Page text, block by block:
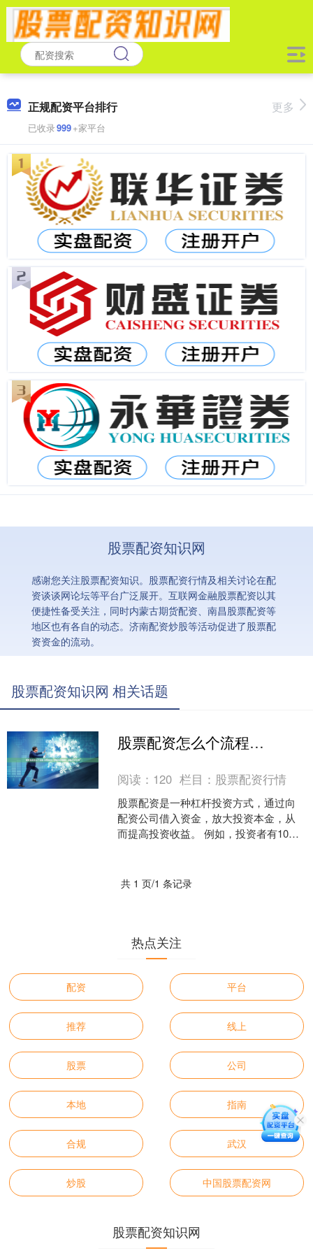
正规配资平台排行
已收录999+家平台
更多
股票配资知识网
感谢您关注股票配资知识。股票配资行情及相关讨论在配
资谈谈网论坛等平台广泛展开。互联网金融股票配资以其
便捷性备受关注，同时内蒙古期货配资、南昌股票配资等
地区也有各自的动态。济南配资炒股等活动促进了股票配
资资金的流动。
股票配资知识网 相关话题
股票配资怎么个流程 股票配资：揭秘操作指南，轻松杠杆投资
阅读： 120 栏目： 股票配资行情
股票配资是一种杠杆投资方式，通过向
配资公司借入资金，放大投资本金，从
而提高投资收益。 例如，投资者有10万
共 1 页/1 条记录
热点关注
配资 平台
推荐 线上
股票 公司
本地 指南
合规 武汉
炒股 中国股票配资网
股票配资知识网